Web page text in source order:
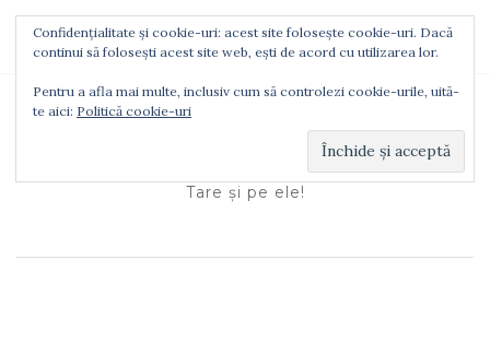
TOGGLE NAVIGATION
Ionuţ Tătaru
Tare şi pe ele!
Confidențialitate și cookie-uri: acest site folosește cookie-uri. Dacă
continui să folosești acest site web, ești de acord cu utilizarea lor.
Pentru a afla mai multe, inclusiv cum să controlezi cookie-urile, uită-
te aici: Politică cookie-uri